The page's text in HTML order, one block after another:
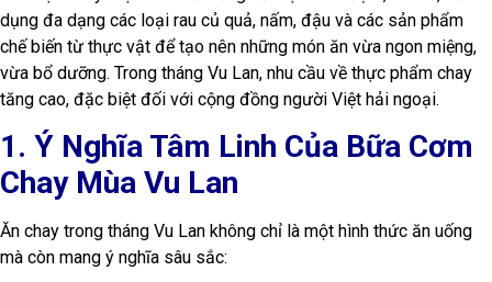
dụng đa dạng các loại rau củ quả, nấm, đậu và các sản phẩm
chế biến từ thực vật để tạo nên những món ăn vừa ngon miệng,
vừa bổ dưỡng. Trong tháng Vu Lan, nhu cầu về thực phẩm chay
tăng cao, đặc biệt đối với cộng đồng người Việt hải ngoại.
1. Ý Nghĩa Tâm Linh Của Bữa Cơm
Chay Mùa Vu Lan
Ăn chay trong tháng Vu Lan không chỉ là một hình thức ăn uống
mà còn mang ý nghĩa sâu sắc: